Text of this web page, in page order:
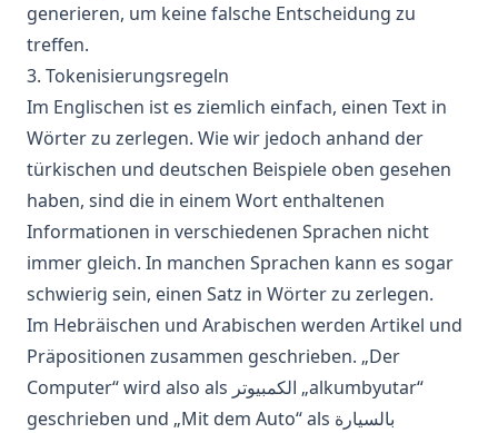
generieren, um keine falsche Entscheidung zu
treffen.
3. Tokenisierungsregeln
Im Englischen ist es ziemlich einfach, einen Text in
Wörter zu zerlegen. Wie wir jedoch anhand der
türkischen und deutschen Beispiele oben gesehen
haben, sind die in einem Wort enthaltenen
Informationen in verschiedenen Sprachen nicht
immer gleich. In manchen Sprachen kann es sogar
schwierig sein, einen Satz in Wörter zu zerlegen.
Im Hebräischen und Arabischen werden Artikel und
Präpositionen zusammen geschrieben. „Der
Computer“ wird also als الكمبيوتر „alkumbyutar“
geschrieben und „Mit dem Auto“ als بالسيارة